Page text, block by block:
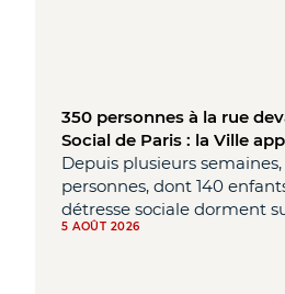
350 personnes à la rue
Social de Paris : la Ville
sans délai pour des
d’hébergement d’urgence
Depuis plusieurs
personnes, dont 140
détresse sociale dorment
dans les locaux du Samu
5 AOÛT 2026